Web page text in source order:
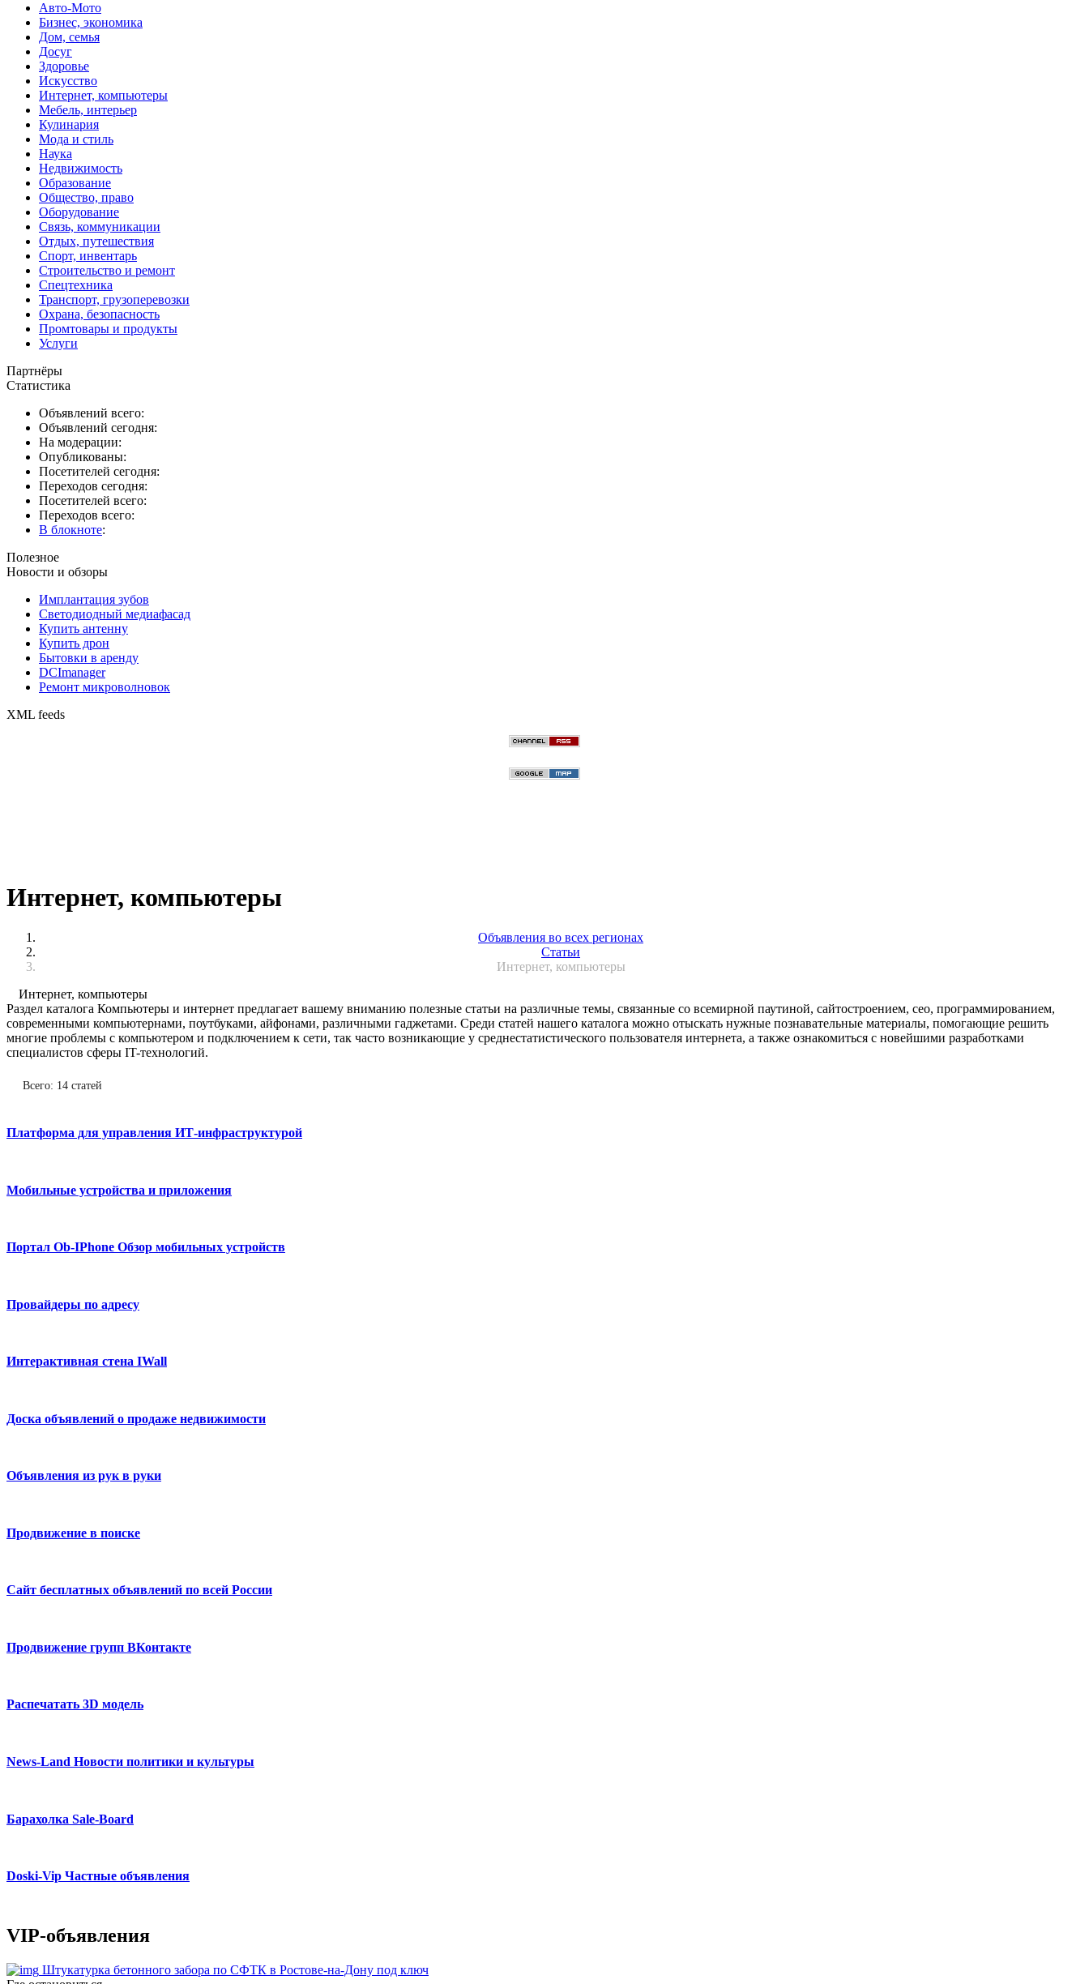
Авто-Мото
Бизнес, экономика
Дом, семья
Досуг
Здоровье
Искусство
Интернет, компьютеры
Мебель, интерьер
Кулинария
Мода и стиль
Наука
Недвижимость
Образование
Общество, право
Оборудование
Связь, коммуникации
Отдых, путешествия
Спорт, инвентарь
Строительство и ремонт
Спецтехника
Транспорт, грузоперевозки
Охрана, безопасность
Промтовары и продукты
Услуги
Партнёры
Статистика
Объявлений всего:
Объявлений сегодня:
На модерации:
Опубликованы:
Посетителей сегодня:
Переходов сегодня:
Посетителей всего:
Переходов всего:
В блокноте:
Полезное
Новости и обзоры
Имплантация зубов
Светодиодный медиафасад
Купить антенну
Купить дрон
Бытовки в аренду
DCImanager
Ремонт микроволновок
XML feeds
Интернет, компьютеры
Объявления во всех регионах
Статьи
Интернет, компьютеры
Интернет, компьютеры
Раздел каталога Компьютеры и интернет предлагает вашему вниманию полезные статьи на различные темы, связанные со всемирной паутиной, сайтостроением, сео, программированием,
современными компьютернами, поутбуками, айфонами, различными гаджетами. Среди статей нашего каталога можно отыскать нужные познавательные материалы, помогающие решить
многие проблемы с компьютером и подключением к сети, так часто возникающие у среднестатистического пользователя интернета, а также ознакомиться с новейшими разработками
специалистов сферы IT-технологий.
Всего: 14 статей
Платформа для управления ИТ-инфраструктурой
Мобильные устройства и приложения
Портал Ob-IPhone Обзор мобильных устройств
Провайдеры по адресу
Интерактивная стена IWall
Доска объявлений о продаже недвижимости
Объявления из рук в руки
Продвижение в поиске
Сайт бесплатных объявлений по всей России
Продвижение групп ВКонтакте
Распечатать 3D модель
News-Land Новости политики и культуры
Барахолка Sale-Board
Doski-Vip Частные объявления
VIP-объявления
Штукатурка бетонного забора по СФТК в Ростове-на-Дону под ключ